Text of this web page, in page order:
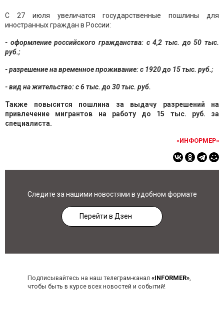
С 27 июля увеличатся государственные пошлины для
иностранных граждан в России:
- оформление российского гражданства: с 4,2 тыс. до 50 тыс.
руб.;
- разрешение на временное проживание: с 1920 до 15 тыс. руб.;
- вид на жительство: с 6 тыс. до 30 тыс. руб.
Также повысится пошлина за выдачу разрешений на
привлечение мигрантов на работу до 15 тыс. руб. за
специалиста.
«ИНФОРМЕР»
Следите за нашими новостями в удобном формате
Перейти в Дзен
Подписывайтесь на наш телеграм-канал «INFORMER»,
чтобы быть в курсе всех новостей и событий!